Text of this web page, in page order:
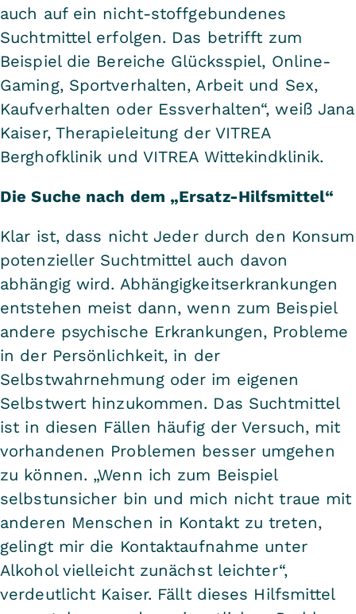
auch auf ein nicht-stoffgebundenes
Suchtmittel erfolgen. Das betrifft zum
Beispiel die Bereiche Glücksspiel, Online-
Gaming, Sportverhalten, Arbeit und Sex,
Kaufverhalten oder Essverhalten“, weiß Jana
Kaiser, Therapieleitung der VITREA
Berghofklinik und VITREA Wittekindklinik.
Die Suche nach dem „Ersatz-Hilfsmittel“
Klar ist, dass nicht Jeder durch den Konsum
potenzieller Suchtmittel auch davon
abhängig wird. Abhängigkeitserkrankungen
entstehen meist dann, wenn zum Beispiel
andere psychische Erkrankungen, Probleme
in der Persönlichkeit, in der
Selbstwahrnehmung oder im eigenen
Selbstwert hinzukommen. Das Suchtmittel
ist in diesen Fällen häufig der Versuch, mit
vorhandenen Problemen besser umgehen
zu können. „Wenn ich zum Beispiel
selbstunsicher bin und mich nicht traue mit
anderen Menschen in Kontakt zu treten,
gelingt mir die Kontaktaufnahme unter
Alkohol vielleicht zunächst leichter“,
verdeutlicht Kaiser. Fällt dieses Hilfsmittel